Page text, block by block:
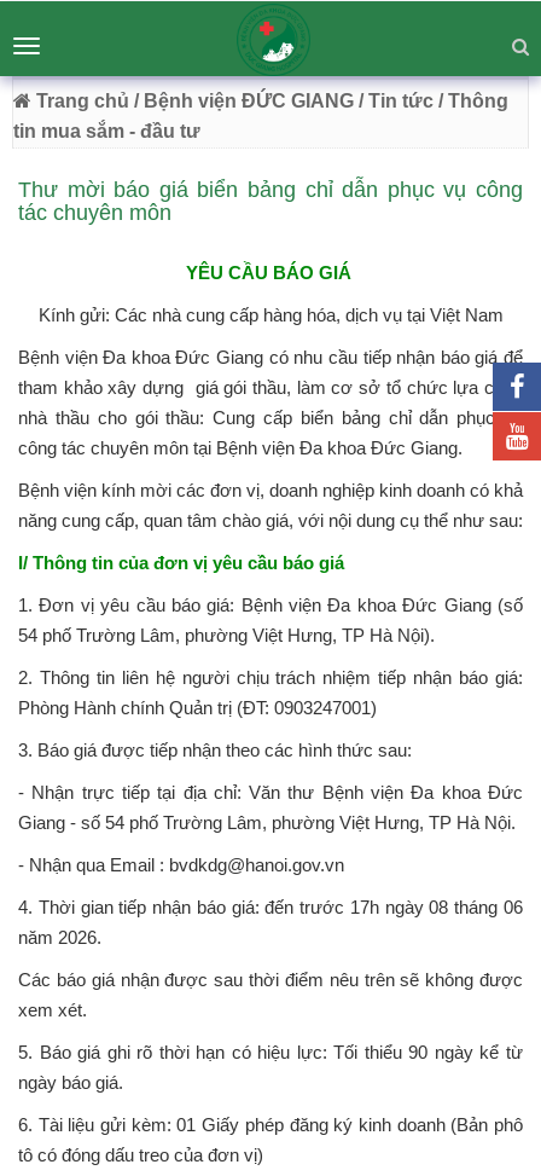
BỆNH VIỆN ĐA KHOA ĐỨC GIANG
Chuyên Sâu - Tận Tâm - Vươn Tầm
54 Trường Lâm, Việt Hưng, Hà Nội
Toggle
navigation
Trang chủ / Bệnh viện ĐỨC GIANG / Tin tức / Thông
tin mua sắm - đầu tư
Thư mời báo giá biển bảng chỉ dẫn phục vụ công
tác chuyên môn
YÊU CẦU BÁO GIÁ
Kính gửi: Các nhà cung cấp hàng hóa, dịch vụ tại Việt Nam
Bệnh viện Đa khoa Đức Giang có nhu cầu tiếp nhận báo giá để
tham khảo xây dựng giá gói thầu, làm cơ sở tổ chức lựa chọn
nhà thầu cho gói thầu: Cung cấp biển bảng chỉ dẫn phục vụ
công tác chuyên môn tại Bệnh viện Đa khoa Đức Giang.
Bệnh viện kính mời các đơn vị, doanh nghiệp kinh doanh có khả
năng cung cấp, quan tâm chào giá, với nội dung cụ thể như sau:
I/ Thông tin của đơn vị yêu cầu báo giá
1. Đơn vị yêu cầu báo giá: Bệnh viện Đa khoa Đức Giang (số
54 phố Trường Lâm, phường Việt Hưng, TP Hà Nội).
2. Thông tin liên hệ người chịu trách nhiệm tiếp nhận báo giá:
Phòng Hành chính Quản trị (ĐT: 0903247001)
3. Báo giá được tiếp nhận theo các hình thức sau:
- Nhận trực tiếp tại địa chỉ: Văn thư Bệnh viện Đa khoa Đức
Giang - số 54 phố Trường Lâm, phường Việt Hưng, TP Hà Nội.
- Nhận qua Email : bvdkdg@hanoi.gov.vn
4. Thời gian tiếp nhận báo giá: đến trước 17h ngày 08 tháng 06
năm 2026.
Các báo giá nhận được sau thời điểm nêu trên sẽ không được
xem xét.
5. Báo giá ghi rõ thời hạn có hiệu lực: Tối thiểu 90 ngày kể từ
ngày báo giá.
6. Tài liệu gửi kèm: 01 Giấy phép đăng ký kinh doanh (Bản phô
tô có đóng dấu treo của đơn vị)